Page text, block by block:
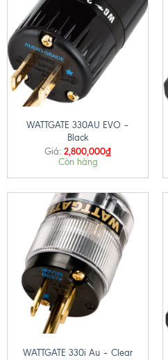
WATTGATE 330AU EVO –
Black
Giá: 2,800,000₫
Còn hàng
WATTGATE 330i Au – Clear